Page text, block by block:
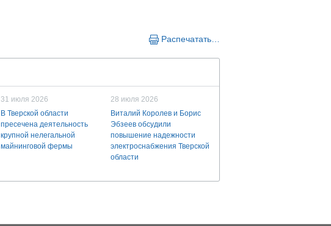
Распечатать…
31 июля 2026
В Тверской области
пресечена деятельность
крупной нелегальной
майнинговой фермы
28 июля 2026
Виталий Королев и Борис
Эбзеев обсудили
повышение надежности
электроснабжения Тверской
области